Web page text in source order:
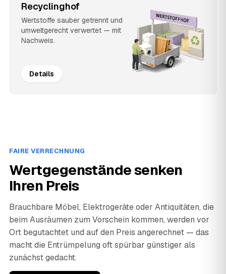
Recyclinghof
Wertstoffe sauber getrennt und
umweltgerecht verwertet — mit
Nachweis.
Details
FAIRE VERRECHNUNG
Wertgegenstände senken
Ihren Preis
Brauchbare Möbel, Elektrogeräte oder Antiquitäten, die
beim Ausräumen zum Vorschein kommen, werden vor
Ort begutachtet und auf den Preis angerechnet — das
macht die Entrümpelung oft spürbar günstiger als
zunächst gedacht.